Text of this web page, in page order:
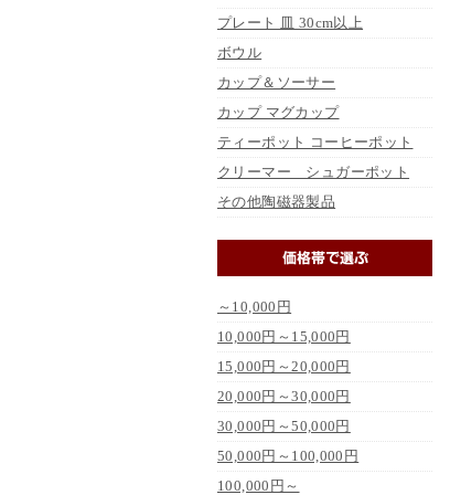
プレート 皿 30cm以上
ボウル
カップ＆ソーサー
カップ マグカップ
ティーポット コーヒーポット
クリーマー シュガーポット
その他陶磁器製品
～10,000円
10,000円～15,000円
15,000円～20,000円
20,000円～30,000円
30,000円～50,000円
50,000円～100,000円
100,000円～